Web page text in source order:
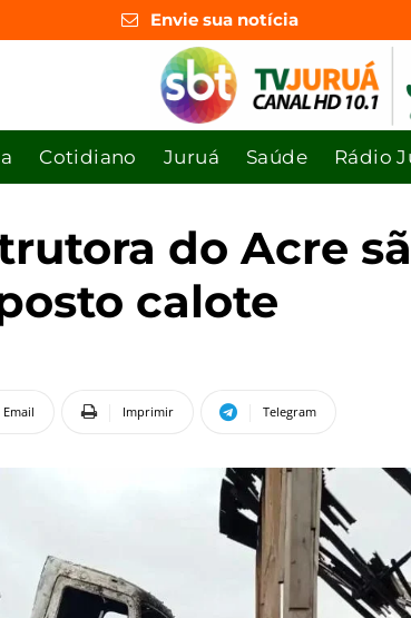
Envie sua notícia
Cotidiano Juruá Saúde Rádio
do Acre
calote
Email Imprimir Telegram